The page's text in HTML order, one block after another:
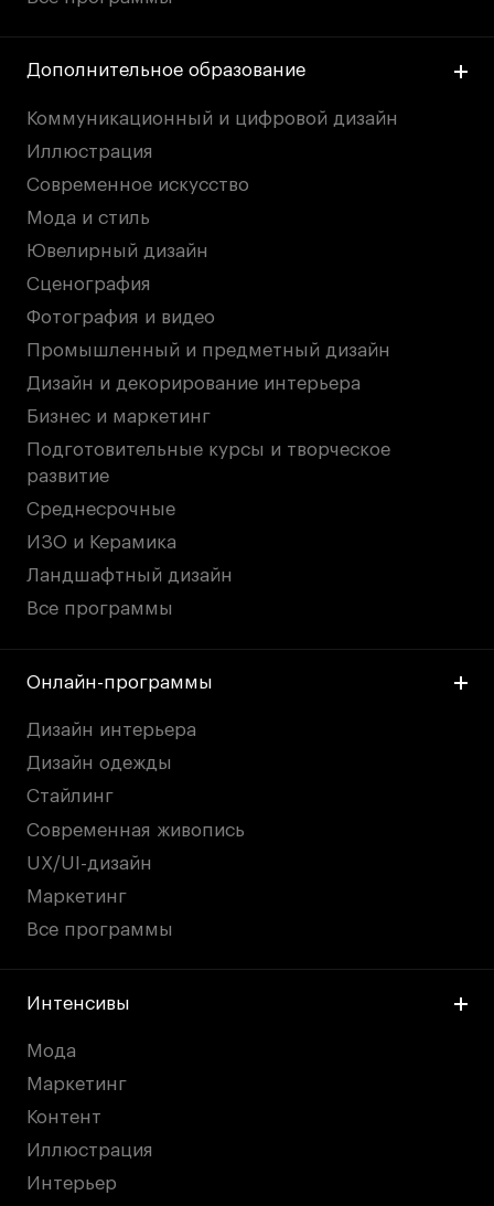
Дополнительное образование
Коммуникационный и цифровой дизайн
Иллюстрация
Современное искусство
Мода и стиль
Ювелирный дизайн
Сценография
Фотография и видео
Промышленный и предметный дизайн
Дизайн и декорирование интерьера
Бизнес и маркетинг
Подготовительные курсы и творческое
развитие
Среднесрочные
ИЗО и Керамика
Ландшафтный дизайн
Все программы
Онлайн-программы
Дизайн интерьера
Дизайн одежды
Стайлинг
Современная живопись
UX/UI-дизайн
Маркетинг
Все программы
Интенсивы
Мода
Маркетинг
Контент
Иллюстрация
Интерьер